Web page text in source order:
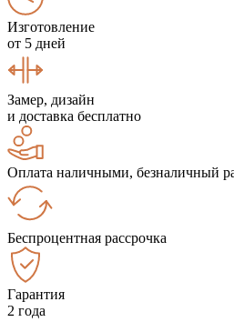
Изготовление
от 5 дней
Замер, дизайн
и доставка бесплатно
Оплата наличными, безналичный
Беспроцентная рассрочка
Гарантия
2 года